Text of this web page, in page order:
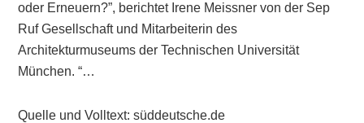
oder Erneuern?”, berichtet Irene Meissner von der Sep
Ruf Gesellschaft und Mitarbeiterin des
Architekturmuseums der Technischen Universität
München. “…
Quelle und Volltext: süddeutsche.de